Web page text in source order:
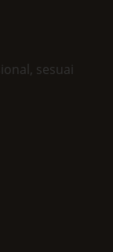
sesuai